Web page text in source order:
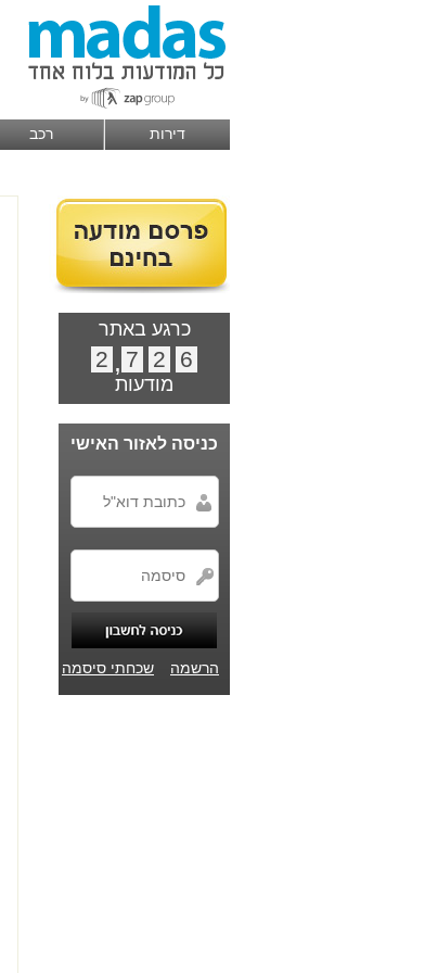
דירות רכב
כרגע באתר
6
2
7
,
2
מודעות
כניסה לאזור האישי
הרשמה שכחתי סיסמה